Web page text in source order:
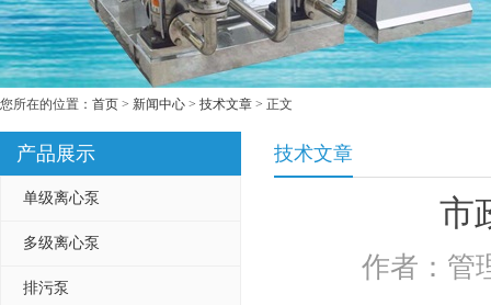
您所在的位置： 首页 > 新闻中心 > 技术文章 > 正文
产品展示
单级离心泵
多级离心泵
排污泵
技术文章
市
作者：